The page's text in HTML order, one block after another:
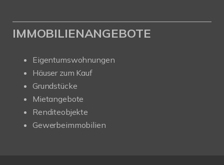
IMMOBILIENANGEBOTE
Eigentumswohnungen
Häuser zum Kauf
Grundstücke
Mietangebote
Renditeobjekte
Gewerbeimmobilien